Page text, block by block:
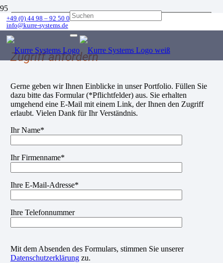
+49 (0) 44 98 – 92 50 0
info@kurre-systems.de
Zugriff anfordern
Gerne geben wir Ihnen Einblicke in unser Portfolio. Füllen Sie
dazu bitte das Formular (*Pflichtfelder) aus. Sie erhalten
umgehend eine E-Mail mit einem Link, der Ihnen den Zugriff
erlaubt. Vielen Dank für Ihr Verständnis.
Ihr Name*
Ihr Firmenname*
Ihre E-Mail-Adresse*
Ihre Telefonnummer
i
t
Mit dem Absenden des Formulars, stimmen Sie unserer
Datenschutzerklärungzu.